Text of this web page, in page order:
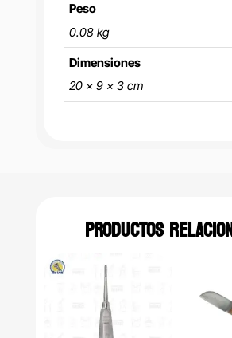
Peso
0.08 kg
Dimensiones
20 × 9 × 3 cm
PRODUCTOS